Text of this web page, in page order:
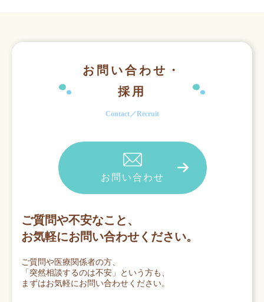
お問い合わせ・
採用
Contact／Recruit
お問い合わせ
ご質問や不安なこと、
お気軽にお問い合わせください。
ご質問や医療関係者の方、
「突然相談するのは不安」という方も、
まずはお気軽にお問い合わせください。